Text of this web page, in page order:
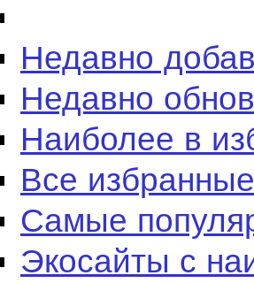
Недавно
Недавно
Наиболее в
Все
Самые
Экосайты с